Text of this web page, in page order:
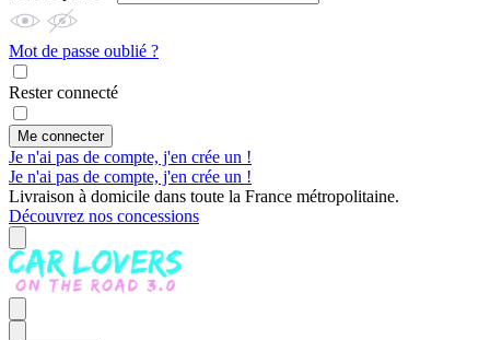
Mot de passe oublié ?
Rester connecté
Me connecter
Je n'ai pas de compte, j'en crée un !
Je n'ai pas de compte, j'en crée un !
Livraison à domicile dans toute la France métropolitaine.
Découvrez nos concessions